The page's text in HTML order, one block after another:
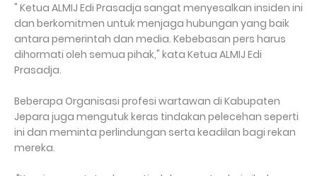
" Ketua ALMIJ Edi Prasadja sangat menyesalkan insiden ini
dan berkomitmen untuk menjaga hubungan yang baik
antara pemerintah dan media. Kebebasan pers harus
dihormati oleh semua pihak," kata Ketua ALMIJ Edi
Prasadja.
Beberapa Organisasi profesi wartawan di Kabupaten
Jepara juga mengutuk keras tindakan pelecehan seperti
ini dan meminta perlindungan serta keadilan bagi rekan
mereka.